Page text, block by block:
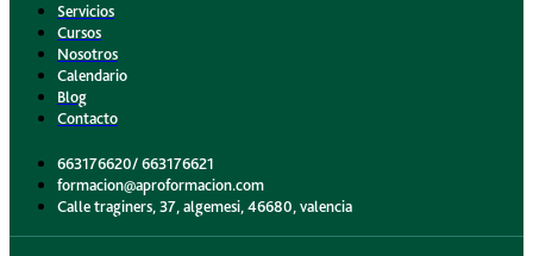
Servicios
Cursos
Nosotros
Calendario
Blog
Contacto
663176620/ 663176621
formacion@aproformacion.com
Calle traginers, 37, algemesi, 46680, valencia